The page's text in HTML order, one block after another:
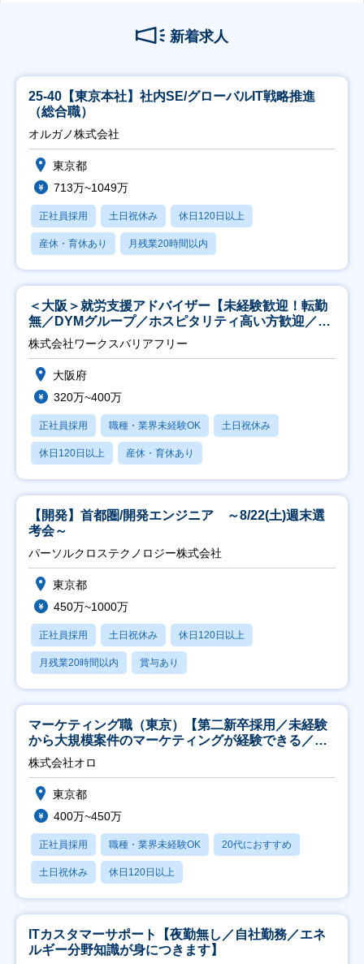
新着求人
25-40【東京本社】社内SE/グローバルIT戦略推進
（総合職）
オルガノ株式会社
東京都
713万~1049万
正社員採用 土日祝休み 休日120日以上
産休・育休あり 月残業20時間以内
＜大阪＞就労支援アドバイザー【未経験歓迎！転勤
無／DYMグループ／ホスピタリティ高い方歓迎／土
日祝】
株式会社ワークスバリアフリー
大阪府
320万~400万
正社員採用 職種・業界未経験OK 土日祝休み
休日120日以上 産休・育休あり
【開発】首都圏/開発エンジニア ～8/22(土)週末選
考会～
パーソルクロステクノロジー株式会社
東京都
450万~1000万
正社員採用 土日祝休み 休日120日以上
月残業20時間以内 賞与あり
マーケティング職（東京）【第二新卒採用／未経験
から大規模案件のマーケティングが経験できる／研
修充実】
株式会社オロ
東京都
400万~450万
正社員採用 職種・業界未経験OK 20代におすすめ
土日祝休み 休日120日以上
ITカスタマーサポート【夜勤無し／自社勤務／エネ
ルギー分野知識が身につきます】